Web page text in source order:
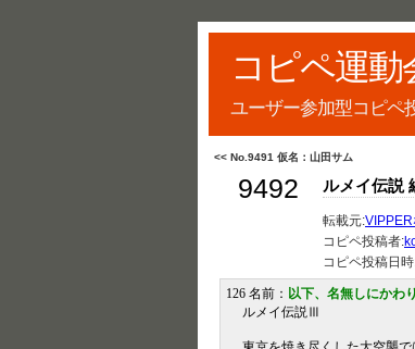
コピペ運動
ユーザー参加型コピペ
<< No.9491 仮名：山田サム
9492 ルメイ伝説
転載元:
コピペ投稿者:
コピペ投稿日
126 名前： 以下、名無しにかわ
ルメイ伝説Ⅲ